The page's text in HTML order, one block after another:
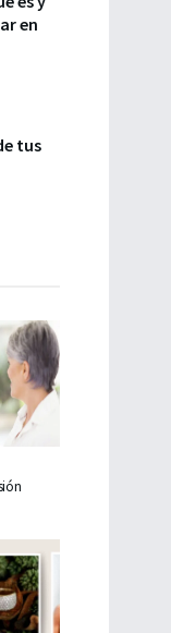
en
tus